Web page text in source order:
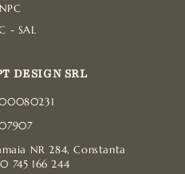
- SAL
DESIGN SRL
NR 284, Constanta
745 166 244